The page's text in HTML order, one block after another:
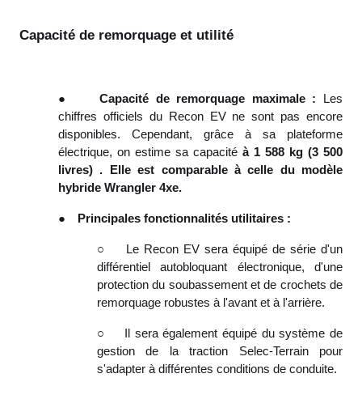
Capacité de remorquage et utilité
● Capacité de remorquage maximale :
Les
chiffres officiels du Recon EV ne sont pas encore
disponibles. Cependant, grâce à sa plateforme
électrique, on estime sa capacité à 1 588 kg (3 500
livres) . Elle est comparable à celle du modèle
hybride Wrangler 4xe.
● Principales fonctionnalités utilitaires :
○
Le Recon EV sera équipé de série d'un
différentiel autobloquant électronique, d'une
protection du soubassement et de crochets de
remorquage robustes à l'avant et à l'arrière.
○
Il sera également équipé du système de
gestion de la traction Selec-Terrain pour
s'adapter à différentes conditions de conduite.